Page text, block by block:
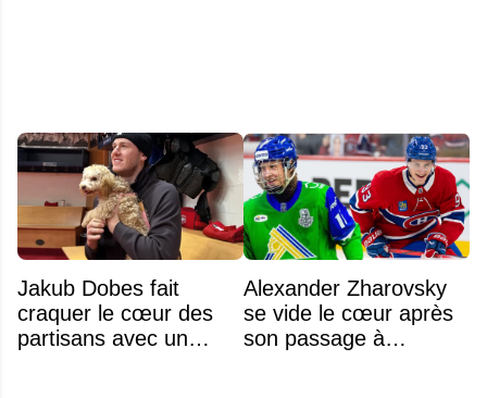
Jakub Dobes fait
craquer le cœur des
partisans avec un
Alexander Zharovsky
se vide le cœur après
son passage à